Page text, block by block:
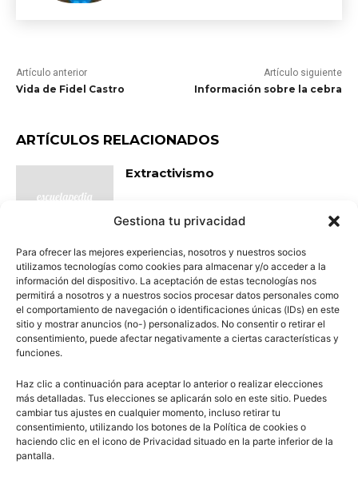
Gestiona tu privacidad
Para ofrecer las mejores experiencias, nosotros y nuestros socios
utilizamos tecnologías como cookies para almacenar y/o acceder a la
información del dispositivo. La aceptación de estas tecnologías nos
permitirá a nosotros y a nuestros socios procesar datos personales como
el comportamiento de navegación o identificaciones únicas (IDs) en este
sitio y mostrar anuncios (no-) personalizados. No consentir o retirar el
consentimiento, puede afectar negativamente a ciertas características y
funciones.
Haz clic a continuación para aceptar lo anterior o realizar elecciones
más detalladas. Tus elecciones se aplicarán solo en este sitio. Puedes
cambiar tus ajustes en cualquier momento, incluso retirar tu
consentimiento, utilizando los botones de la Política de cookies o
haciendo clic en el icono de Privacidad situado en la parte inferior de la
pantalla.
Artículo anterior
Vida de Fidel Castro
Artículo siguiente
Información sobre la cebra
ARTÍCULOS RELACIONADOS
Extractivismo
Multiplicación y división de
fracciones